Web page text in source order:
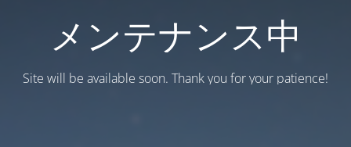
メンテナンス中
Site will be available soon. Thank you for your patience!